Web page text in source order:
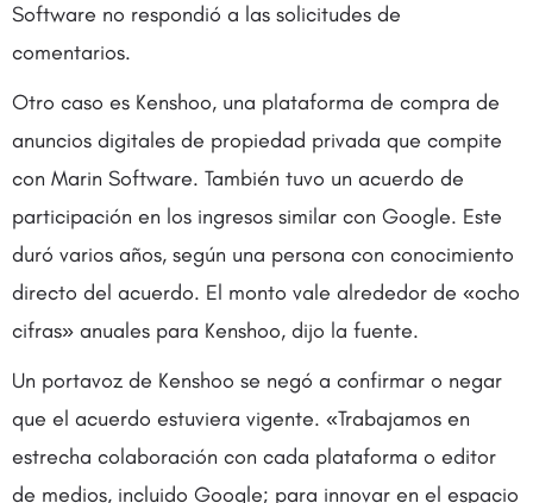
Software no respondió a las solicitudes de
comentarios.
Otro caso es Kenshoo, una plataforma de compra de
anuncios digitales de propiedad privada que compite
con Marin Software. También tuvo un acuerdo de
participación en los ingresos similar con Google. Este
duró varios años, según una persona con conocimiento
directo del acuerdo. El monto vale alrededor de «ocho
cifras» anuales para Kenshoo, dijo la fuente.
Un portavoz de Kenshoo se negó a confirmar o negar
que el acuerdo estuviera vigente. «Trabajamos en
estrecha colaboración con cada plataforma o editor
de medios, incluido Google; para innovar en el espacio